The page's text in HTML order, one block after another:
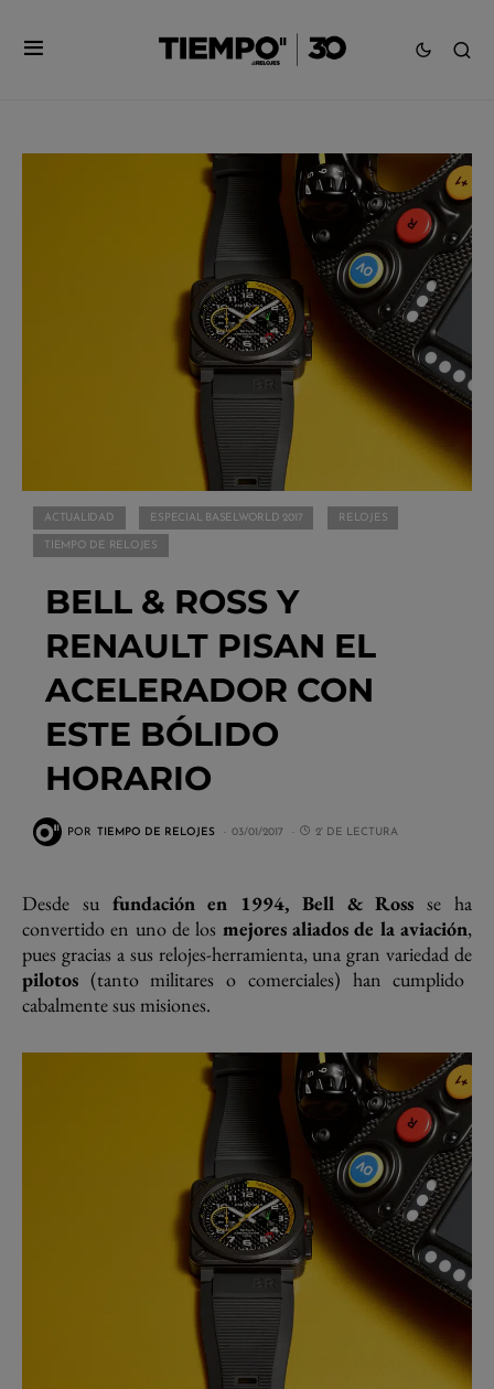
ACTUALIDAD ESPECIAL BASELWORLD 2017 RELOJES
TIEMPO DE RELOJES
BELL & ROSS Y
RENAULT PISAN EL
ACELERADOR CON
ESTE BÓLIDO
HORARIO
POR TIEMPO DE RELOJES 03/01/2017 2' DE LECTURA
Desde su fundación en 1994, Bell & Ross se ha
convertido en uno de los mejores aliados de la aviación,
pues gracias a sus relojes-herramienta, una gran variedad de
pilotos (tanto militares o comerciales) han cumplido
cabalmente sus misiones.